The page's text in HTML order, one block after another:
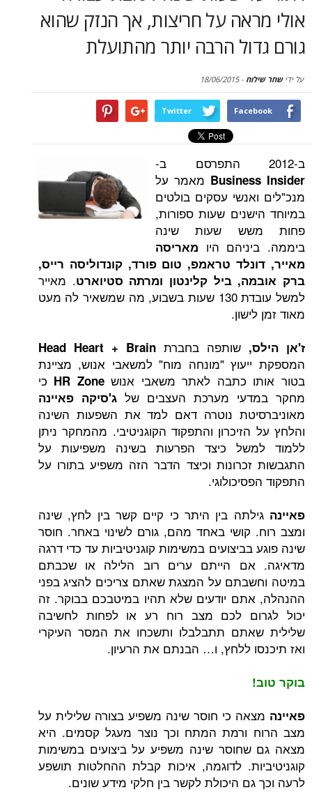
על חריצות, אך הנזק שהוא
הרבה יותר מהתועלת
-
18/06/2015
Twitter
מאמר על
עסקים בולטים
שעות ספורות,
שעות שינה
היומאריסה
טראמפ, טום פורד, קונדוליסה רייס,
ביל קלינטון ומרתה סטיוארט. מאייר
למשל עובדת 130 שעות בשבוע, מה שמשאיר לה מעט
שותפה בחברתHead Heart + Brain
"מונחה מוח" למשאבי אנוש, מציינת
כתבה לאתר משאבי אנושHR Zone כי
מערכת העצבים שלג'סיקה פאיינה
נוטרה דאם למד את השפעות השינה
והתפקוד הקוגניטיבי. מהמחקר ניתן
כיצד הפרעות בשינה משפיעות על
וכיצד הדבר הזה משפיע בתורו על
בין היתר כי קיים קשר בין לחץ, שינה
קושי באחד מהם, גורם לשינוי באחר. חוסר
במשימות קוגניטיביות עד כדי דרגה
הייתם ערים רוב הלילה או שכבתם
על המצגת שאתם צריכים להציג בפני
יודעים שלא תהיו במיטבכם בבוקר. זה
לכם מצב רוח רע או לפחות לחשיבה
תתבלבלו ותשכחו את המסר העיקרי
ללחץ, ו… הבנתם את הרעיון.
כי חוסר שינה משפיע בצורה שלילית על
ורמת המתח וכך נוצר מעגל קסמים. היא
שינה משפיע על ביצועים במשימות
לדוגמה, איכות קבלת ההחלטות תושפע
היכולת לקשר בין חלקי מידע שונים.